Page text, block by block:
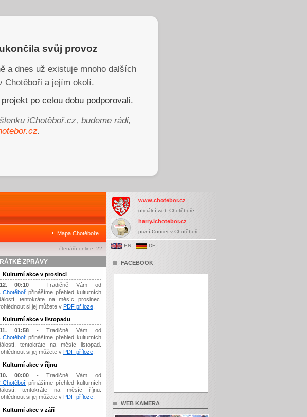
svůj provoz
a dnes už existuje mnoho dalších
Chotěboři a jejím okolí.
po celou dobu podporovali.
iChotěboř.cz, budeme rádi,
.
Mapa Chotěboře
čtenářů online: 22
ZPRÁVY
Kulturní akce v prosinci
00:10 - Tradičně Vám od
Chotěboř přinášíme přehled kulturních
tentokráte na měsíc prosinec.
si jej můžete v PDF příloze.
Kulturní akce v listopadu
01:58- Tradičně Vám od
Chotěboř přinášíme přehled kulturních
tentokráte na měsíc listopad.
si jej můžete v PDF příloze.
Kulturní akce v říjnu
00:00 - Tradičně Vám od
Chotěboř přinášíme přehled kulturních
tentokráte na měsíc říjnu.
si jej můžete v PDF příloze.
Kulturní akce v září
www.chotebor.cz
oficiální web Chotěboře
harry.ichotebor.cz
první Courier v Chotěboři
EN DE
FACEBOOK
WEB KAMERA